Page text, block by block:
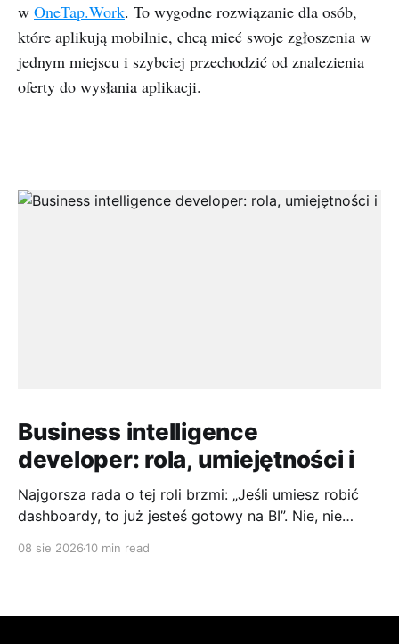
w OneTap.Work. To wygodne rozwiązanie dla osób,
które aplikują mobilnie, chcą mieć swoje zgłoszenia w
jednym miejscu i szybciej przechodzić od znalezienia
oferty do wysłania aplikacji.
Business intelligence
developer: rola, umiejętności i
Najgorsza rada o tej roli brzmi: „Jeśli umiesz robić
dashboardy, to już jesteś gotowy na BI”. Nie, nie
08 sie 2026 10 min read